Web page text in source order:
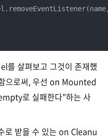
를 살펴보고 그것이 존재했
으로써, 우선 on Mounted
로 실패한다"하는 사
로 받을 수 있는 on Cleanu